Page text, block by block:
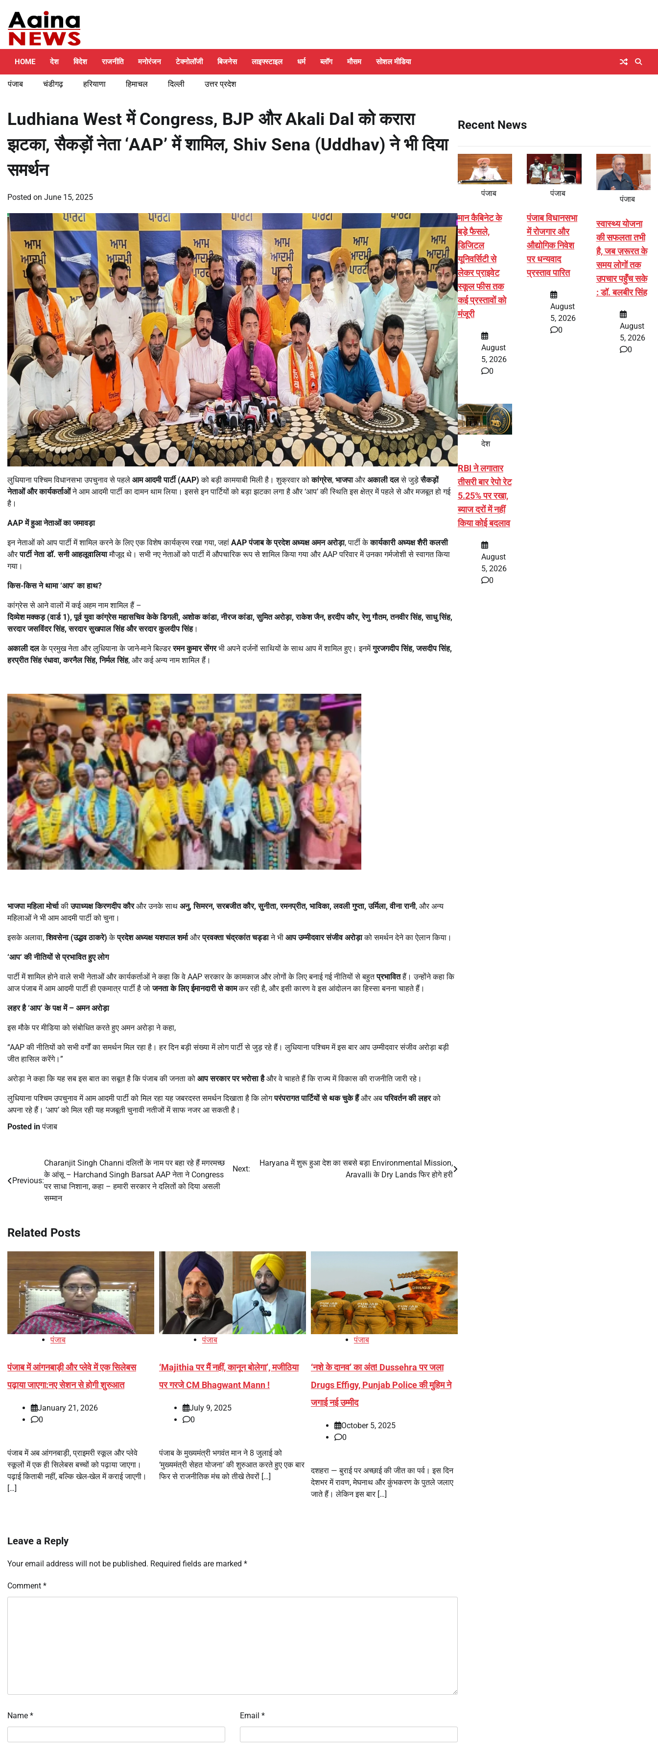
content
HOME देश विदेश राजनीति मनोरंजन टेक्नोलॉजी बिजनेस लाइफ्स्टाइल धर्म ब्लॉग मौसम सोशल मीडिया
पंजाब चंडीगढ़ हरियाणा हिमाचल दिल्ली उत्तर प्रदेश
Ludhiana West में Congress, BJP और Akali Dal को करारा
झटका, सैकड़ों नेता ‘AAP’ में शामिल, Shiv Sena (Uddhav) ने भी दिया
समर्थन
Posted on June 15, 2025
लुधियाना पश्चिम विधानसभा उपचुनाव से पहले आम आदमी पार्टी (AAP) को बड़ी कामयाबी मिली है। शुक्रवार कोकांग्रेस, भाजपाऔरअकाली दलसे जुड़ेसैकड़ों
नेताओं और कार्यकर्ताओंने आम आदमी पार्टी का दामन थाम लिया। इससे इन पार्टियों को बड़ा झटका लगा है और ‘आप’ की स्थिति इस क्षेत्र में पहले से और मजबूत हो गई
है।
AAPमें हुआ नेताओं का जमावड़ा
इन नेताओं को आप पार्टी में शामिल करने के लिए एक विशेष कार्यक्रम रखा गया, जहां AAPपंजाब के प्रदेश अध्यक्ष अमन अरोड़ा, पार्टी केकार्यकारी अध्यक्ष शैरी कलसी
औरपार्टी नेता डॉ. सनी आहलूवालियामौजूद थे। सभी नए नेताओं को पार्टी में औपचारिक रूप से शामिल किया गया और AAP परिवार में उनका गर्मजोशी से स्वागत किया
गया।
किस-किस ने थामा‘आप’का हाथ?
कांग्रेस से आने वालों में कई अहम नाम शामिल हैं –
दिव्येश मक्कड़ (वार्ड 1),पूर्व युवा कांग्रेस महासचिव केके डिगली, अशोक कांडा,नीरज कांडा,सुमित अरोड़ा,राकेश जैन,हरदीप कौर,रेणु गौतम,तनवीर सिंह,साधु सिंह,
सरदार जसविंदर सिंह,सरदार सुखपाल सिंह और सरदार कुलदीप सिंह।
अकाली दलके प्रमुख नेता और लुधियाना के जाने-माने बिल्डररमन कुमार सेंगरभी अपने दर्जनों साथियों के साथ आप में शामिल हुए। इनमेंगुरजगदीप सिंह,जसदीप सिंह,
हरप्रीत सिंह रंधावा,करनैल सिंह,निर्मल सिंह, और कई अन्य नाम शामिल हैं।
भाजपा महिला मोर्चाकीउपाध्यक्ष किरणदीप कौरऔर उनके साथ अनु,सिमरन,सरबजीत कौर,सुनीता,रमनप्रीत, भाविका,लवली गुप्ता,उर्मिला,वीना रानी, और अन्य
महिलाओं ने भी आम आदमी पार्टी को चुना।
इसके अलावा,शिवसेना (उद्धव ठाकरे) केप्रदेश अध्यक्ष यशपाल शर्माऔरप्रवक्ता चंद्रकांत चड्डाने भी आप उम्मीदवार संजीव अरोड़ाको समर्थन देने का ऐलान किया।
‘आप‘की नीतियों से प्रभावित हुए लोग
पार्टी में शामिल होने वाले सभी नेताओं और कार्यकर्ताओं ने कहा कि वे AAP सरकार के कामकाज और लोगों के लिए बनाई गई नीतियों से बहुतप्रभावितहैं। उन्होंने कहा कि
आज पंजाब में आम आदमी पार्टी ही एकमात्र पार्टी है जोजनता के लिए ईमानदारी से कामकर रही है, और इसी कारण वे इस आंदोलन का हिस्सा बनना चाहते हैं।
लहर है‘आप’के पक्ष में– अमन अरोड़ा
इस मौके पर मीडिया को संबोधित करते हुए अमन अरोड़ा ने कहा,
“AAP की नीतियों को सभी वर्गों का समर्थन मिल रहा है। हर दिन बड़ी संख्या में लोग पार्टी से जुड़ रहे हैं। लुधियाना पश्चिम में इस बार आप उम्मीदवार संजीव अरोड़ा बड़ी
जीत हासिल करेंगे।”
अरोड़ा ने कहा कि यह सब इस बात का सबूत है कि पंजाब की जनता को आप सरकार पर भरोसा हैऔर वे चाहते हैं कि राज्य में विकास की राजनीति जारी रहे।
लुधियाना पश्चिम उपचुनाव में आम आदमी पार्टी को मिल रहा यह जबरदस्त समर्थन दिखाता है कि लोगपरंपरागत पार्टियों से थक चुके हैंऔर अबपरिवर्तन की लहरको
अपना रहे हैं। ‘आप’ को मिल रही यह मजबूती चुनावी नतीजों में साफ नजर आ सकती है।
Posted inपंजाब
navigation
Previous:
Charanjit Singh Channi दलितों के नाम पर बहा रहे हैं मगरमच्छ
के आंसू – Harchand Singh Barsat AAP नेता ने Congress
पर साधा निशाना, कहा – हमारी सरकार ने दलितों को दिया असली
सम्मान
Next:
Haryana में शुरू हुआ देश का सबसे बड़ा Environmental Mission,
Aravalli के Dry Lands फिर होगे हरी
Related Posts
पंजाब
पंजाब में आंगनबाड़ी और प्लेवे में एक सिलेबस
पढ़ाया जाएगा:नए सेशन से होगी शुरुआत
January 21, 2026
0
पंजाब में अब आंगनबाड़ी, प्राइमरी स्कूल और प्लेवे
स्कूलों में एक ही सिलेबस बच्चों को पढ़ाया जाएगा।
पढ़ाई किताबी नहीं, बल्कि खेल-खेल में कराई जाएगी।
[…]
पंजाब
‘Majithia पर मैं नहीं, कानून बोलेगा’, मजीठिया
पर गरजे CM Bhagwant Mann !
July 9, 2025
0
पंजाब के मुख्यमंत्री भगवंत मान ने 8 जुलाई को
‘मुख्यमंत्री सेहत योजना’ की शुरुआत करते हुए एक बार
फिर से राजनीतिक मंच को तीखे तेवरों […]
पंजाब
‘नशे के दानव’ का अंत! Dussehra पर जला
Drugs Effigy, Punjab Police की मुहिम ने
जगाई नई उम्मीद
October 5, 2025
0
दशहरा — बुराई पर अच्छाई की जीत का पर्व। इस दिन
देशभर में रावण, मेघनाथ और कुंभकरण के पुतले जलाए
जाते हैं। लेकिन इस बार […]
Leave a Reply
Your email address will not be published. Required fields are marked *
Comment *
Name * Email *
Recent News
पंजाब
मान कैबिनेट के
बड़े फैसले,
डिजिटल
यूनिवर्सिटी से
लेकर प्राइवेट
स्कूल फीस तक
कई प्रस्तावों को
मंजूरी
August
5, 2026
0
पंजाब
पंजाब विधानसभा
में रोजगार और
औद्योगिक निवेश
पर धन्यवाद
प्रस्ताव पारित
August
5, 2026
0
पंजाब
स्वास्थ्य योजना
की सफलता तभी
है, जब ज़रूरत के
समय लोगों तक
उपचार पहुँच सके
: डॉ. बलबीर सिंह
August
5, 2026
0
देश
RBI ने लगातार
तीसरी बार रेपो रेट
5.25% पर रखा,
ब्याज दरों में नहीं
किया कोई बदलाव
August
5, 2026
0